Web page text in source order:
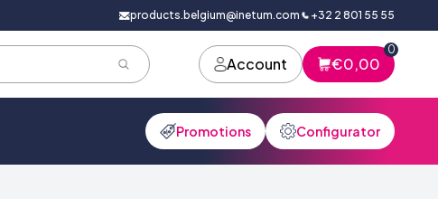
products.belgium@inetum.com +32 2 801 55 55
Account €0,00
0
Promotions Configurator